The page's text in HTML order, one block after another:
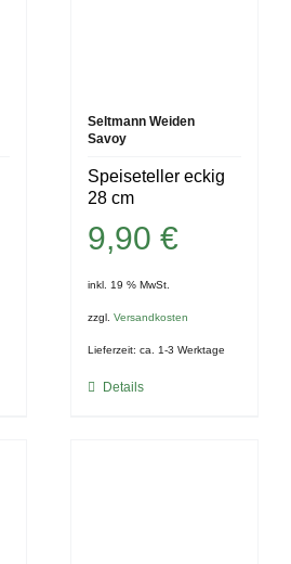
Seltmann Weiden
Savoy
Speiseteller eckig
28 cm
9,90€
inkl. 19 % MwSt.
zzgl.Versandkosten
Lieferzeit:ca. 1-3 Werktage
Details